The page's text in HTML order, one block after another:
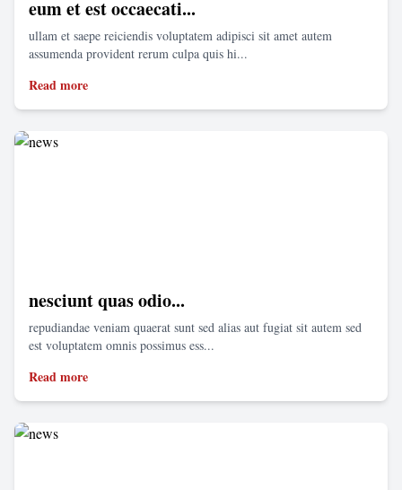
eum et est occaecati...
ullam et saepe reiciendis voluptatem adipisci sit amet autem
assumenda provident rerum culpa quis hi...
Read more
nesciunt quas odio...
repudiandae veniam quaerat sunt sed alias aut fugiat sit autem sed
est voluptatem omnis possimus ess...
Read more